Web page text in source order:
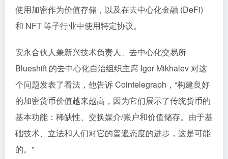
使用加密作为价值存储，以及在去中心化金融 (DeFi)
和 NFT 等子行业中使用特定协议。
安永合伙人兼新兴技术负责人、去中心化交易所
Blueshift 的去中心化自治组织主席 Igor Mikhalev 对这
个问题发表了看法，他告诉 Cointelegraph，“构建良好
的加密货币价值越来越高，因为它们展示了传统货币的
基本功能：稀缺性、交换媒介/账户和价值储存。由于基
础技术、立法和人们对它的普遍态度的进步，这是可能
的。”